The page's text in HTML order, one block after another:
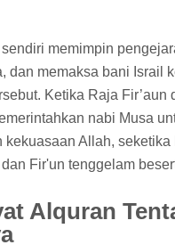
sendiri memimpin
dan memaksa bani Israil
Ketika Raja
nabi Musa
kekuasaan Allah,
Fir'un tenggelam
Alquran